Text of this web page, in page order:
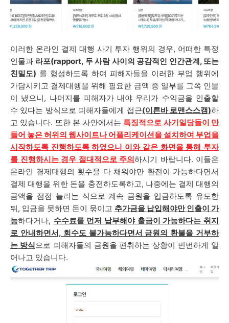
이러한 온라인 결제 대행 사기 투자 행위의 경우, 어떠한 특정
인물과 라포(rapport, 두 사람 사이의 공감적인 인간관계, 또는
친밀도) 를 형성하도록 하여 피해자들을 이러한 부업 행위에
가담시키고 결제대행을 위해 필요한 금액 중 일부를 그쪽 인물
이 냈으니, 나머지를 피해자가 내야 우리가 수익금을 인출할
수 있다는 방식으로 피해자들에게 접근(이른바 로맨스스캠)하
고 있습니다. 또한 본 사안에서는 특징적으로 사기일당들이 만
들어 놓은 허위의 웹사이트나 어플리케이션을 설치하여 부업을
시작하도록 진행하도록 하였으니 이와 같은 화면을 통해 투자
를 진행하시는 경우 절대적으로 주의하시기 바랍니다. 이들은
온라인 결제대행의 횟수을 다 채워야만 환전이 가능하다면서
결제 대행을 위한 돈을 충전하도록하고, 나중에는 결제 대행의
금액을 점점 늘리는 식으로 계속 금원을 입금하도록 유도한
뒤, 입금을 못하면 돈이 묶이고 추가금을 납입해야만 인출이 가
능하다거나, 수수료를 먼저 납부해야 출금이 가능하다는 취지
로 안내하면서, 회수도 불가능하다면서 금원의 환불을 거부하
는 방식으로 피해자들의 금원을 편취하는 상황이 빈번하게 일
어나고 있습니다.